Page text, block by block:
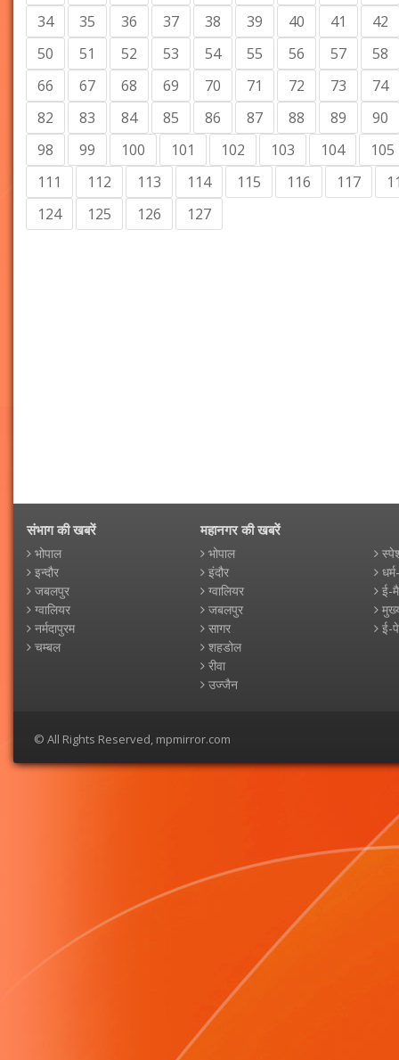
34
35 36 37 38 39 40 41
42
50
51 52 53 54 55 56 57
58
66
67 68 69 70 71 72 73
74
82
83 84 85 86 87 88 89
90
98
99 100 101 102 103 104
105
111
112 113 114 115 116 117
124
125 126 127
संभाग की खबरें
भोपाल
इन्दौर
जबलपुर
ग्वालियर
नर्मदापुरम
चम्बल
महानगर की खबरें
भोपाल
इंदौर
ग्वालियर
जबलपुर
सागर
शहडोल
रीवा
उज्जैन
ई-
ई-
© All Rights Reserved, mpmirror.com